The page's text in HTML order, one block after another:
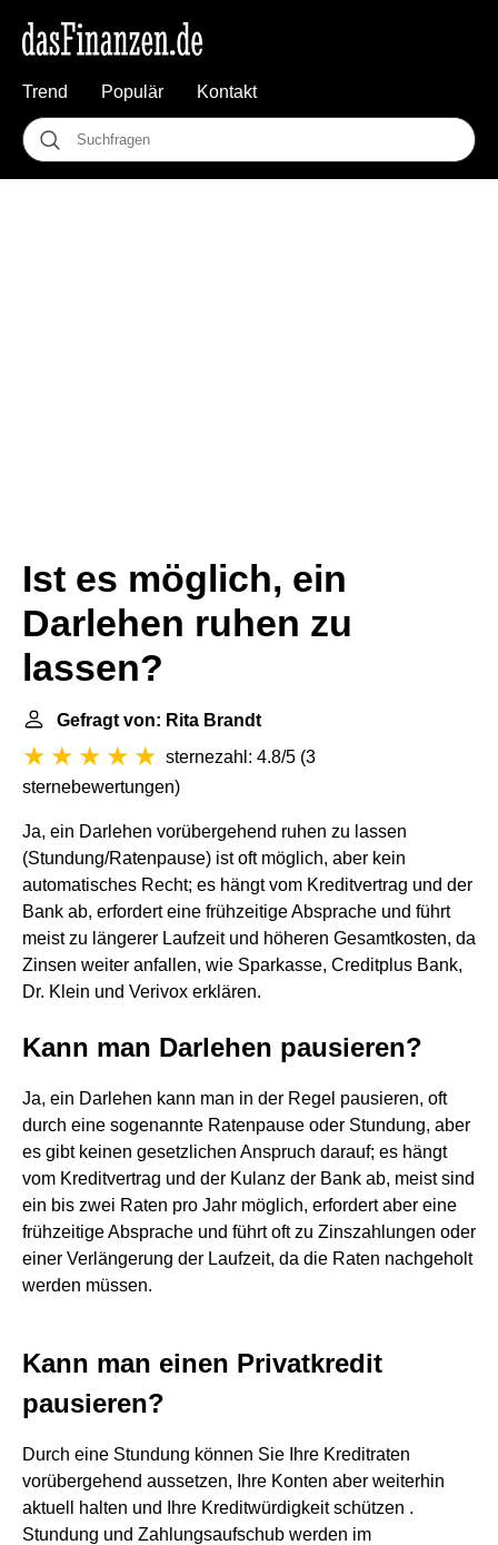
Trend Populär Kontakt
Ist es möglich, ein
Darlehen ruhen zu
lassen?
Gefragt von: Rita Brandt
sternezahl: 4.8/5 (3
sternebewertungen)
Ja, ein Darlehen vorübergehend ruhen zu lassen
(Stundung/Ratenpause) ist oft möglich, aber kein
automatisches Recht; es hängt vom Kreditvertrag und der
Bank ab, erfordert eine frühzeitige Absprache und führt
meist zu längerer Laufzeit und höheren Gesamtkosten, da
Zinsen weiter anfallen, wie Sparkasse, Creditplus Bank,
Dr. Klein und Verivox erklären.
Kann man Darlehen pausieren?
Ja, ein Darlehen kann man in der Regel pausieren, oft
durch eine sogenannte Ratenpause oder Stundung, aber
es gibt keinen gesetzlichen Anspruch darauf; es hängt
vom Kreditvertrag und der Kulanz der Bank ab, meist sind
ein bis zwei Raten pro Jahr möglich, erfordert aber eine
frühzeitige Absprache und führt oft zu Zinszahlungen oder
einer Verlängerung der Laufzeit, da die Raten nachgeholt
werden müssen.
Kann man einen Privatkredit
pausieren?
Durch eine Stundung können Sie Ihre Kreditraten
vorübergehend aussetzen, Ihre Konten aber weiterhin
aktuell halten und Ihre Kreditwürdigkeit schützen .
Stundung und Zahlungsaufschub werden im